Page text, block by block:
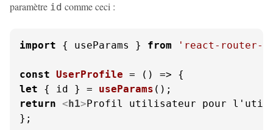
paramètre id comme ceci :
import { useParams } from 'react-router-
const UserProfile = (
let { id } = useParams
return <h1>Profil utilisateur pour
};